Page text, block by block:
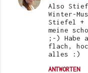
Also
Winter-
Stiefel +
meine
;-) Habe
flach,
alles :)
ANTWORTEN